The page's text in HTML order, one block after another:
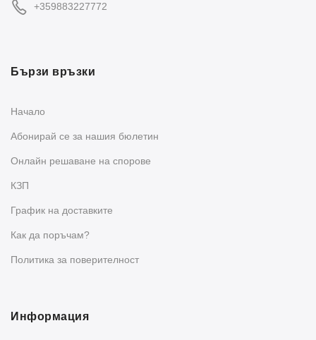
+359883227772
Бързи връзки
Начало
Абонирай се за нашия бюлетин
Oнлайн решаване на спорове
КЗП
График на доставките
Как да поръчам?
Политика за поверителност
Информация